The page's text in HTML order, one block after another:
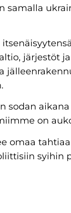
samalla
järjestöt
sodan
on
omaa
syihin